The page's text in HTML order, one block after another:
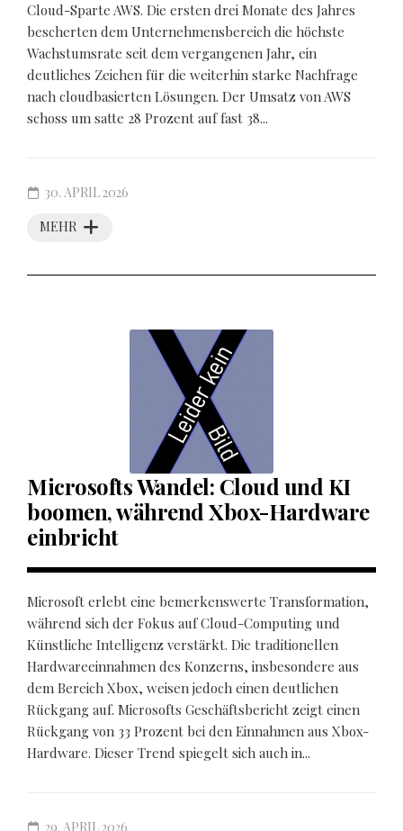
Cloud-Sparte AWS. Die ersten drei Monate des Jahres
bescherten dem Unternehmensbereich die höchste
Wachstumsrate seit dem vergangenen Jahr, ein
deutliches Zeichen für die weiterhin starke Nachfrage
nach cloudbasierten Lösungen. Der Umsatz von AWS
schoss um satte 28 Prozent auf fast 38...
MEHR
30. APRIL 2026
Microsofts Wandel: Cloud und KI
boomen, während Xbox-Hardware
einbricht
Microsoft erlebt eine bemerkenswerte Transformation,
während sich der Fokus auf Cloud-Computing und
Künstliche Intelligenz verstärkt. Die traditionellen
Hardwareeinnahmen des Konzerns, insbesondere aus
dem Bereich Xbox, weisen jedoch einen deutlichen
Rückgang auf. Microsofts Geschäftsbericht zeigt einen
Rückgang von 33 Prozent bei den Einnahmen aus Xbox-
Hardware. Dieser Trend spiegelt sich auch in...
29. APRIL 2026